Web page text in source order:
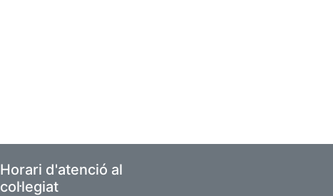
Horari d'atenció al
col·legiat